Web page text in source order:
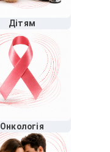
Дітям
Онкологія